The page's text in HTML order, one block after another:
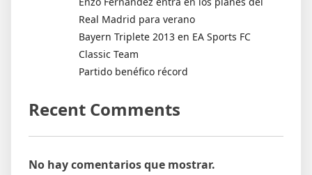
Real Madrid para verano
Bayern Triplete 2013 en EA Sports FC
Classic Team
Partido benéfico récord
Recent Comments
No hay comentarios que mostrar.